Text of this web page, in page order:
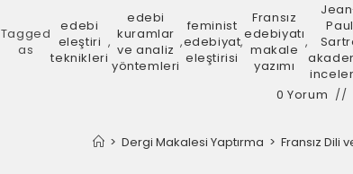
Tagged
as
edebi
eleştiri
teknikleri
,
edebi
kuramlar
ve analiz
yöntemleri
,
feminist
edebiyat
eleştirisi
,
Fransız
edebiyatı
makale
yazımı
,
Paul
0 Yorum
> Dergi Makalesi Yaptırma > Fransız Dili